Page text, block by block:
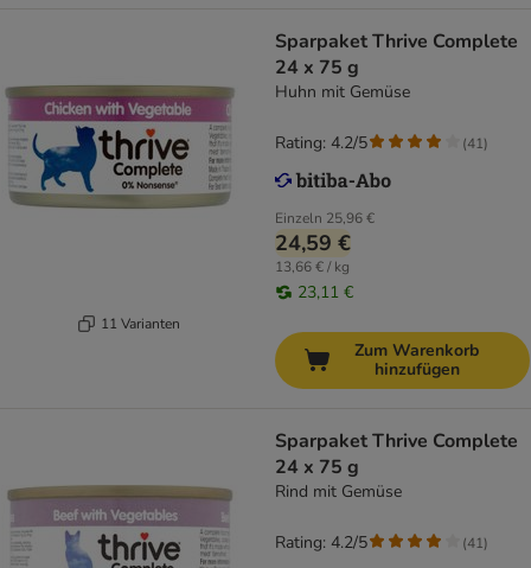
11 Varianten
Sparpaket Thrive Complete
24 x 75 g
Huhn mit Gemüse
Einzeln 25,96 €
24,59 €
13,66 € / kg
23,11 €
Rating: 4.2/5 (41)
Zum Warenkorb
hinzufügen
Sparpaket Thrive Complete
24 x 75 g
Rind mit Gemüse
Rating: 4.2/5 (41)